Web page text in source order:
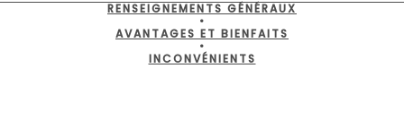
RENSEIGNEMENTS GÉNÉRAUX
•
AVANTAGES ET BIENFAITS
•
INCONVÉNIENTS